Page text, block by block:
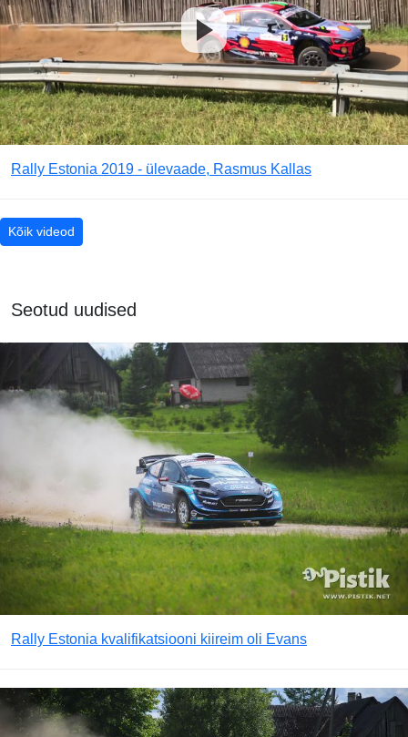
Rally Estonia 2019 - ülevaade, Rasmus Kallas
Kõik videod
Seotud uudised
Rally Estonia kvalifikatsiooni kiireim oli Evans